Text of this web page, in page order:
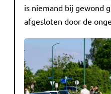
is niemand bij gewond
afgesloten door de